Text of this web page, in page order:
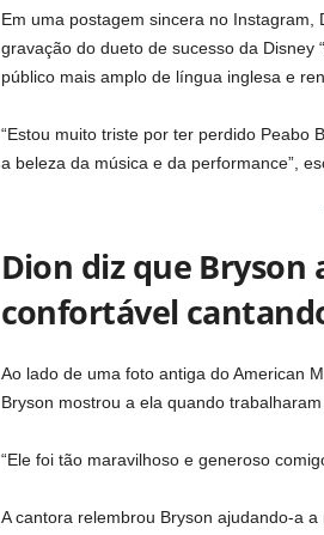
Em uma postagem sincera no
gravação do dueto de sucesso da Disney
público mais amplo de língua inglesa e
“Estou muito triste por ter perdido Peabo
a beleza da música e da performance”,
Dion diz que Bryson
confortável
Ao lado de uma foto antiga do American
Bryson mostrou a ela quando
“Ele foi tão maravilhoso e generoso
A cantora relembrou Bryson ajudando-a